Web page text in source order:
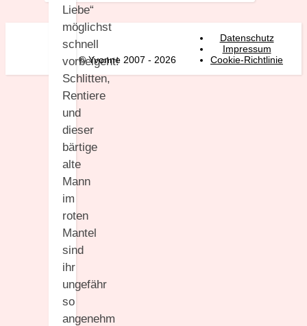
Liebe“
möglichst
schnell
vorbeigeht!
Schlitten,
Rentiere
und
dieser
bärtige
alte
Mann
im
roten
Mantel
sind
ihr
ungefähr
so
angenehm
© Yvonne 2007 - 2026
Datenschutz
Impressum
Cookie-Richtlinie